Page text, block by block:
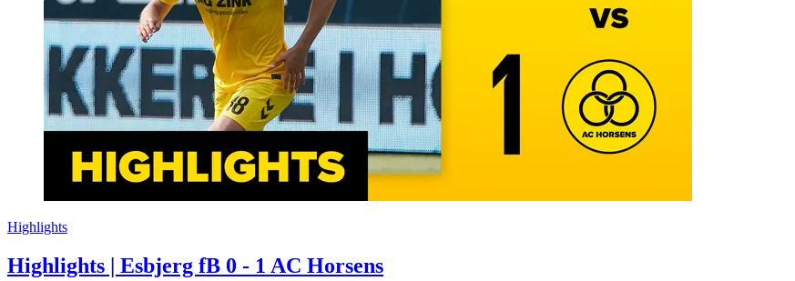
Highlights
Highlights | Esbjerg fB 0 - 1 AC Horsens